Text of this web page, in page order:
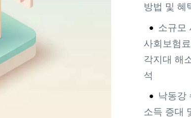
방법 및 혜
소규모
사회보험
각지대 해
석
낙동강
소득 증대